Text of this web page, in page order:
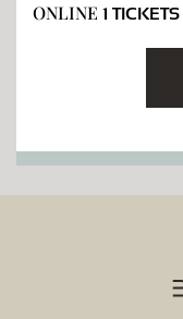
ONLINE 1 TICKETS